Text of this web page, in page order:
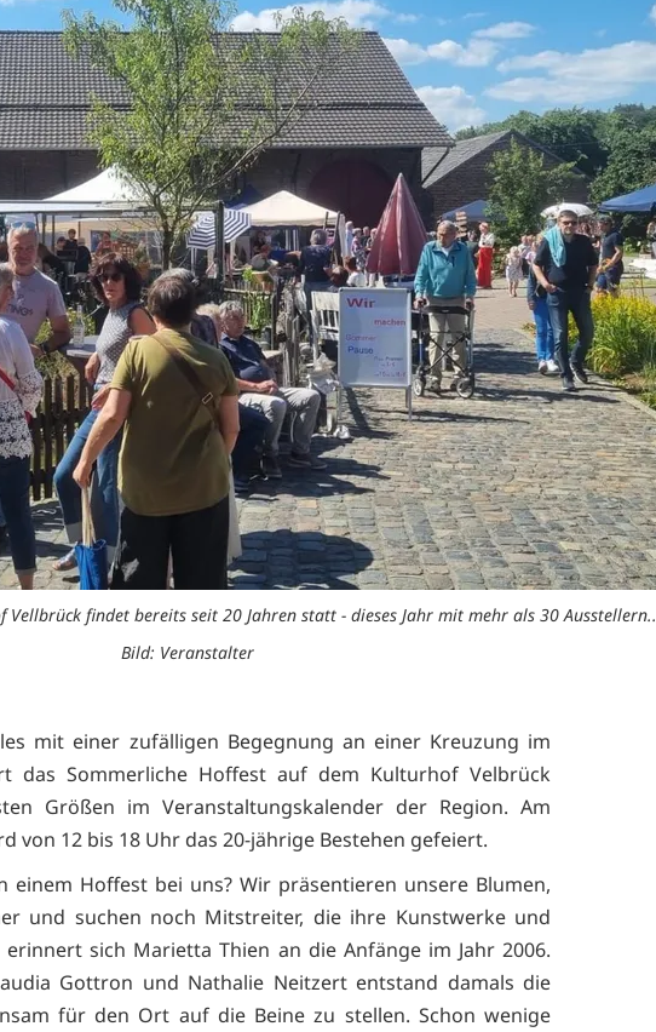
findet bereits seit 20 Jahren statt - dieses Jahr mit mehr als 30 Ausstellern..
Bild: Veranstalter
mit einer zufälligen Begegnung an einer Kreuzung im
das Sommerliche Hoffest auf dem Kulturhof Velbrück
Größen im Veranstaltungskalender der Region. Am
von 12 bis 18 Uhr das 20-jährige Bestehen gefeiert.
einem Hoffest bei uns? Wir präsentieren unsere Blumen,
und suchen noch Mitstreiter, die ihre Kunstwerke und
erinnert sich Marietta Thien an die Anfänge im Jahr 2006.
Gottron und Nathalie Neitzert entstand damals die
für den Ort auf die Beine zu stellen. Schon wenige